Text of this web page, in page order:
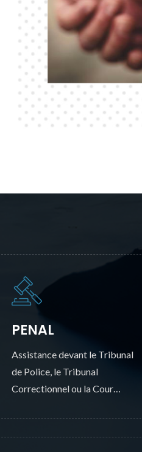
PENAL
Assistance devant le Tribunal
de Police, le Tribunal
Correctionnel ou la Cour
Enfants, * Infractions au Code
de la Route.